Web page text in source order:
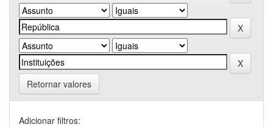
Retornar valores
Adicionar filtros: